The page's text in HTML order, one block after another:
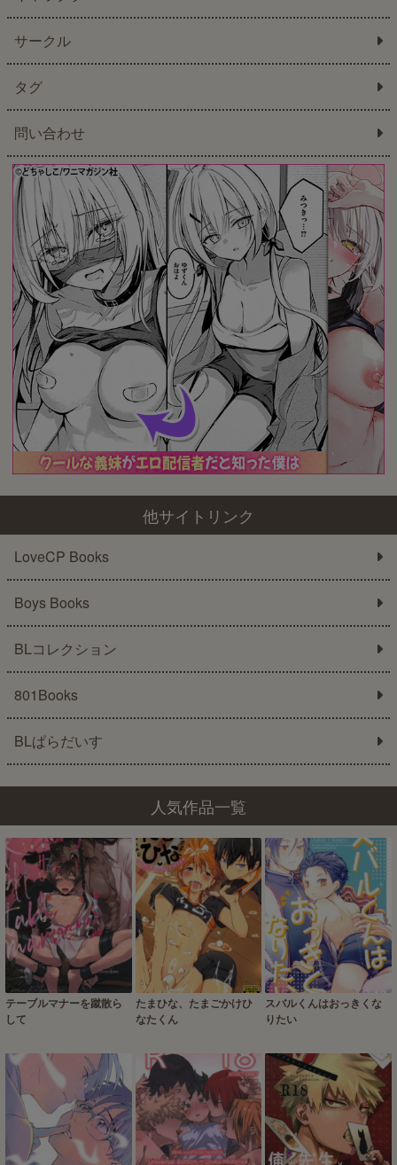
サークル
タグ
問い合わせ
他サイトリンク
LoveCP Books
Boys Books
BLコレクション
801Books
BLぱらだいす
人気作品一覧
テーブルマナーを蹴散ら
して
たまひな、たまごかけひ
なたくん
スバルくんはおっきくな
りたい